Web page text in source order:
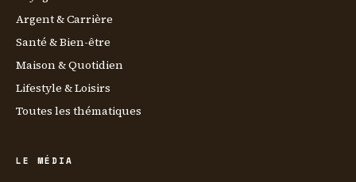
Argent & Carrière
Santé & Bien-être
Maison & Quotidien
Lifestyle & Loisirs
Toutes les thématiques
LE MÉDIA